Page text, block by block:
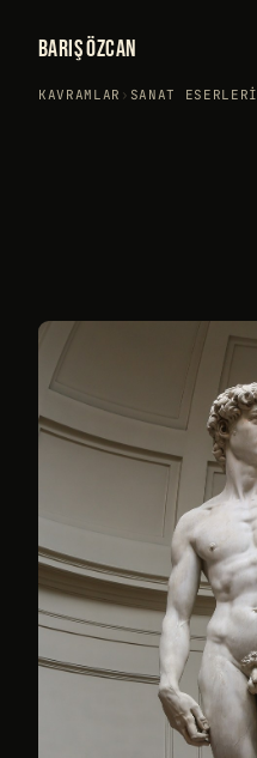
BARIŞ ÖZCAN
KAVRAMLAR › SANAT ESERLERI